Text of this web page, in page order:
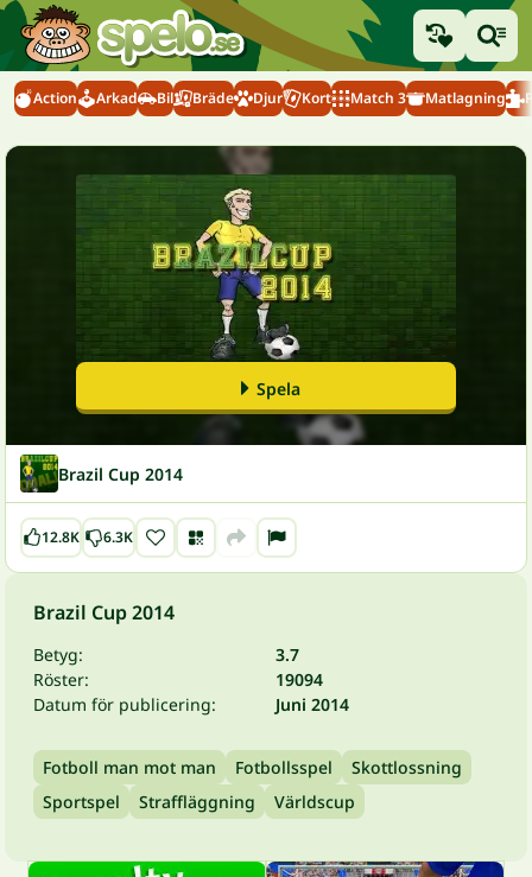
Action Arkad Bil Bräde Djur Kort Match 3 Matlagning
Spela
Brazil Cup 2014
12.8K 6.3K
Brazil Cup 2014
Betyg:
3.7
Röster:
19094
Datum för publicering:
Juni 2014
Fotboll man mot man Fotbollsspel
Skottlossning
Sportspel
Straffläggning Världscup